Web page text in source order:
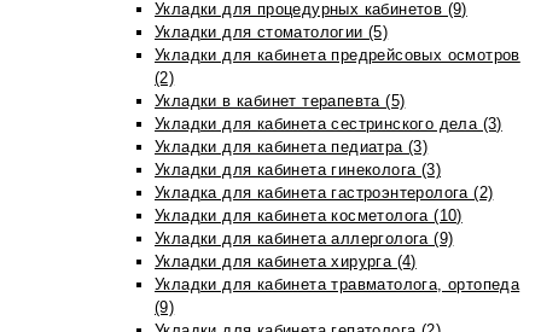
Укладки для процедурных кабинетов (9)
Укладки для стоматологии (5)
Укладки для кабинета предрейсовых осмотров
(2)
Укладки в кабинет терапевта (5)
Укладки для кабинета сестринского дела (3)
Укладки для кабинета педиатра (3)
Укладки для кабинета гинеколога (3)
Укладка для кабинета гастроэнтеролога (2)
Укладки для кабинета косметолога (10)
Укладки для кабинета аллерголога (9)
Укладки для кабинета хирурга (4)
Укладки для кабинета травматолога, ортопеда
(9)